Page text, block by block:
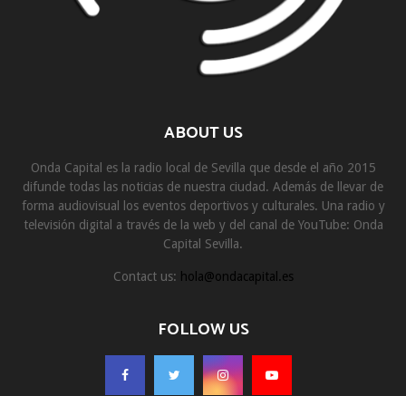
ABOUT US
Onda Capital es la radio local de Sevilla que desde el año 2015
difunde todas las noticias de nuestra ciudad. Además de llevar de
forma audiovisual los eventos deportivos y culturales. Una radio y
televisión digital a través de la web y del canal de YouTube: Onda
Capital Sevilla.
Contact us: hola@ondacapital.es
FOLLOW US